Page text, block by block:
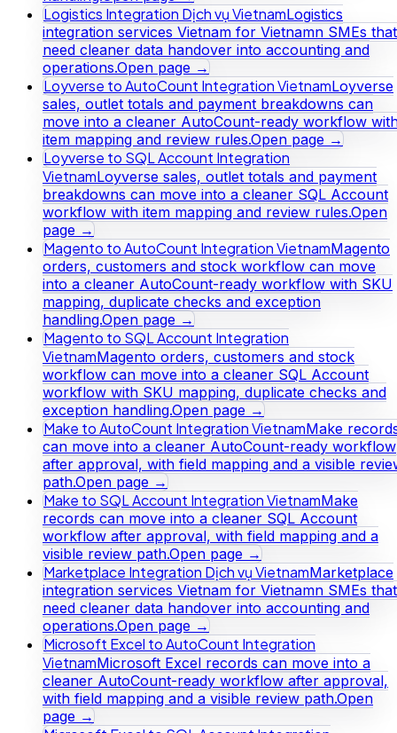
Logistics Integration Dịch vụ VietnamLogistics
integration services Vietnam for Vietnamn SMEs that
need cleaner data handover into accounting and
operations.Open page →
Loyverse to AutoCount Integration VietnamLoyverse
sales, outlet totals and payment breakdowns can
move into a cleaner AutoCount-ready workflow
item mapping and review rules.Open page →
Loyverse to SQL Account Integration
VietnamLoyverse sales, outlet totals and payment
breakdowns can move into a cleaner SQL Account
workflow with item mapping and review rules.Open
page →
Magento to AutoCount Integration VietnamMagento
orders, customers and stock workflow can move
into a cleaner AutoCount-ready workflow with SKU
mapping, duplicate checks and exception
handling.Open page →
Magento to SQL Account Integration
VietnamMagento orders, customers and stock
workflow can move into a cleaner SQL Account
workflow with SKU mapping, duplicate checks and
exception handling.Open page →
Make to AutoCount Integration VietnamMake
can move into a cleaner AutoCount-ready workflow
after approval, with field mapping and a visible
path.Open page →
Make to SQL Account Integration VietnamMake
records can move into a cleaner SQL Account
workflow after approval, with field mapping and a
visible review path.Open page →
Marketplace Integration Dịch vụ VietnamMarketplace
integration services Vietnam for Vietnamn SMEs that
need cleaner data handover into accounting and
operations.Open page →
Microsoft Excel to AutoCount Integration
VietnamMicrosoft Excel records can move into a
cleaner AutoCount-ready workflow after approval,
with field mapping and a visible review path.Open
page →